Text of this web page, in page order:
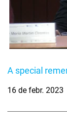
A special
16 de febr. 2023